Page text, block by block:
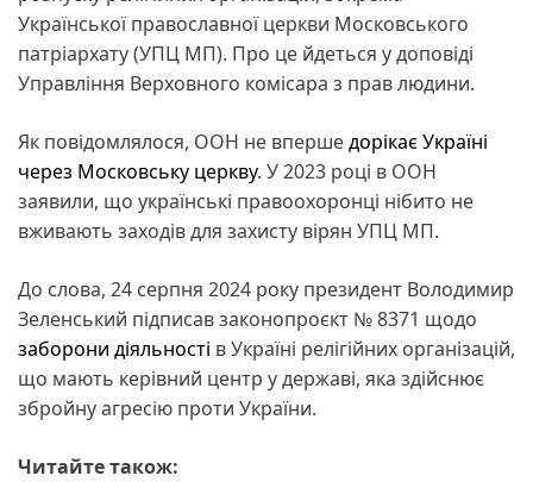
Української православної церкви Московського
патріархату (УПЦ МП). Про це йдеться у доповіді
Управління Верховного комісара з прав людини.
Як повідомлялося, ООН не впершедорікає Україні
через Московську церкву. У 2023 році в ООН
заявили, що українські правоохоронці нібито не
вживають заходів для захисту вірян УПЦ МП.
До слова, 24 серпня 2024 року президент Володимир
Зеленський підписав законопроєкт № 8371 щодо
заборони діяльності в Україні релігійних організацій,
що мають керівний центр у державі, яка здійснює
збройну агресію проти України.
Читайте також: